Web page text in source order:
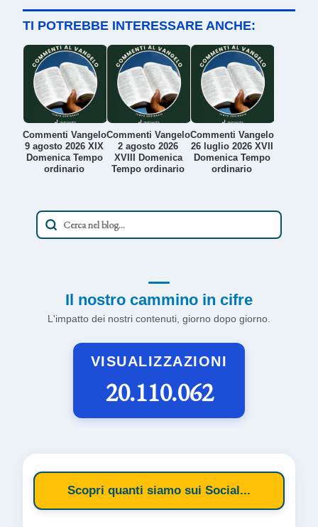
TI POTREBBE INTERESSARE ANCHE:
Commenti Vangelo
9 agosto 2026 XIX
Domenica Tempo
ordinario
Commenti Vangelo
2 agosto 2026
XVIII Domenica
Tempo ordinario
Commenti Vangelo
26 luglio 2026 XVII
Domenica Tempo
ordinario
Il nostro cammino in cifre
L'impatto dei nostri contenuti, giorno dopo giorno.
VISUALIZZAZIONI
20.110.062
Scopri quanti siamo sui Social...